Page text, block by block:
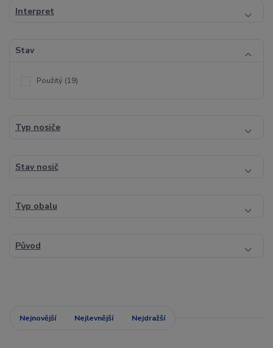
Interpret
Stav
Použitý (19)
Typ nosiče
Stav nosič
Typ obalu
Původ
Nejnovější Nejlevnější Nejdražší